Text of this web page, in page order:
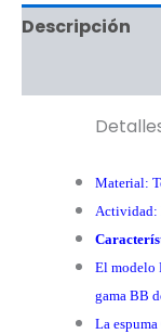
Descripción
Material:
Actividad:
El modelo
gama BB
La